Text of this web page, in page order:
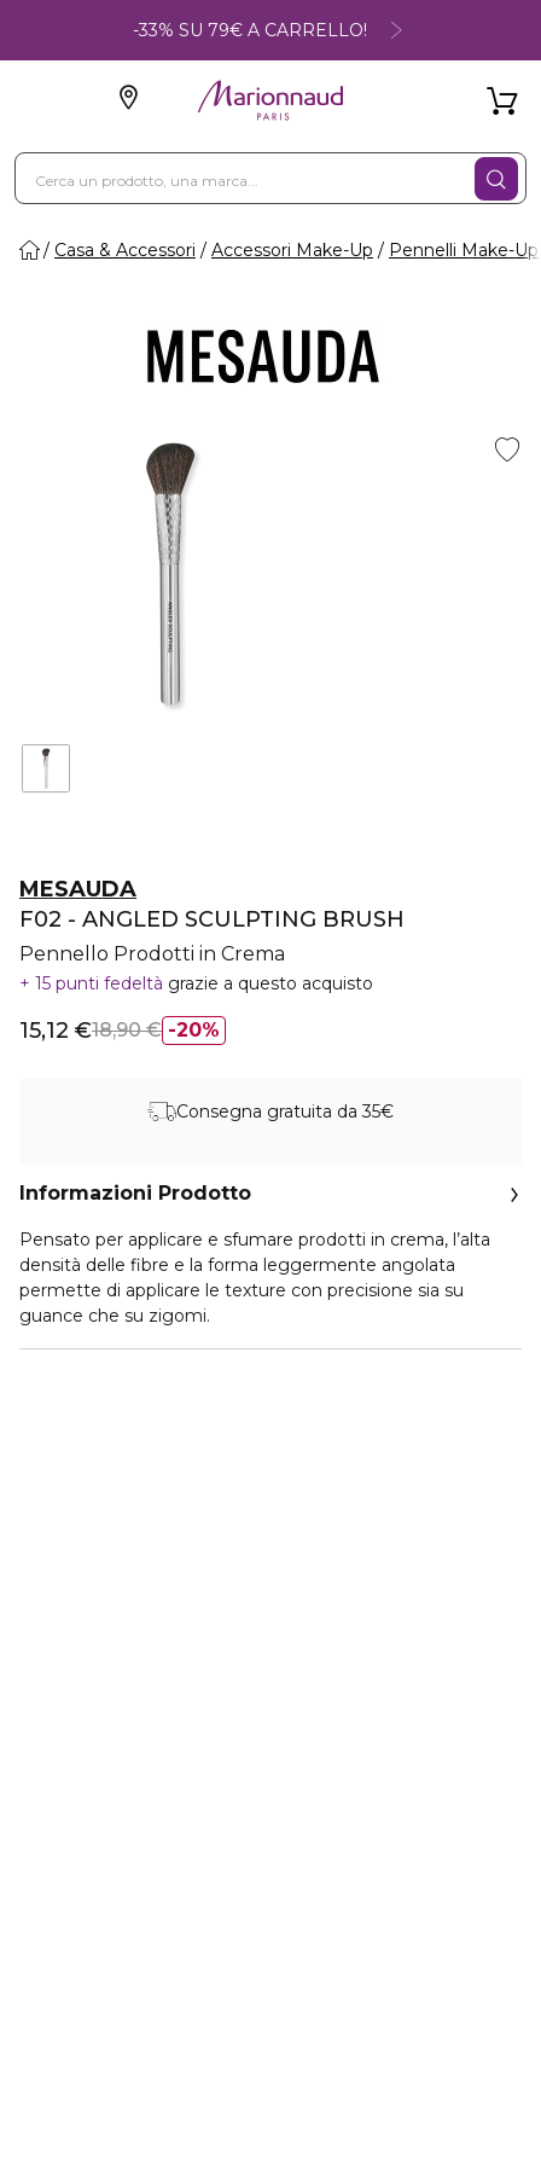
-33% SU 79€ A CARRELLO!
Casa & Accessori Accessori Make-Up Pennelli Make-Up
MESAUDA
F02 - ANGLED SCULPTING BRUSH
Pennello Prodotti in Crema
15 punti fedeltà grazie a questo acquisto
20%
15,12 €18,90 €
Consegna gratuita da 35€
Informazioni Prodotto
Pensato per applicare e sfumare prodotti in crema, l’alta
densità delle fibre e la forma leggermente angolata
permette di applicare le texture con precisione sia su
guance che su zigomi.